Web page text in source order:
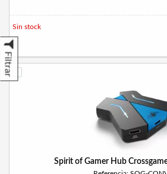
Filtrar
Sin stock
Spirit of Gamer Hub